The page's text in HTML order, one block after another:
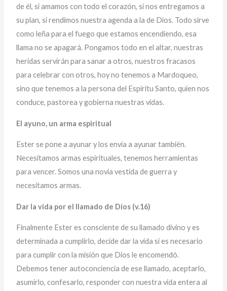
de él, si amamos con todo el corazón, si nos entregamos a
su plan, si rendimos nuestra agenda a la de Dios. Todo sirve
como leña para el fuego que estamos encendiendo, esa
llama no se apagará. Pongamos todo en el altar, nuestras
heridas servirán para sanar a otros, nuestros fracasos
para celebrar con otros, hoy no tenemos a Mardoqueo,
sino que tenemos a la persona del Espíritu Santo, quien nos
conduce, pastorea y gobierna nuestras vidas.
El ayuno, un arma espiritual
Ester se pone a ayunar y los envía a ayunar también.
Necesitamos armas espirituales, tenemos herramientas
para vencer. Somos una novia vestida de guerra y
necesitamos armas.
Dar la vida por el llamado de Dios (v.16)
Finalmente Ester es consciente de su llamado divino y es
determinada a cumplirlo, decide dar la vida si es necesario
para cumplir con la misión que Dios le encomendó.
Debemos tener autoconciencia de ese llamado, aceptarlo,
asumirlo, confesarlo, responder con nuestra vida entera al